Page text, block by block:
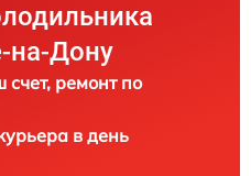
на-Дону
ремонт по
в день